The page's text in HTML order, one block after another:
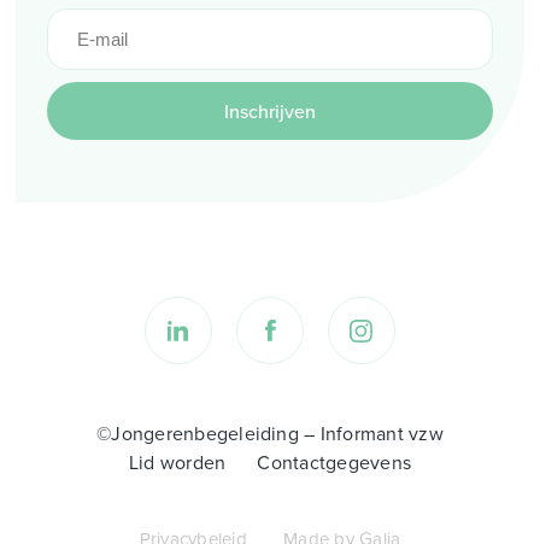
Inschrijven
©Jongerenbegeleiding – Informant vzw
Lid worden
Contactgegevens
Privacybeleid Made by Galia